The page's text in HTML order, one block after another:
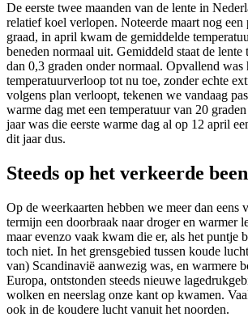
De eerste twee maanden van de lente in
relatief koel verlopen. Noteerde maart nog een
graad, in april kwam de gemiddelde
beneden normaal uit. Gemiddeld staat de lente
dan 0,3 graden onder normaal. Opvallend
temperatuurverloop tot nu toe, zonder echte
volgens plan verloopt, tekenen we vandaag
warme dag met een temperatuur van 20
jaar was die eerste warme dag al op 12 april
dit jaar dus.
Steeds op het verkeerde been
Op de weerkaarten hebben we meer dan eens
termijn een doorbraak naar droger en warmer
maar evenzo vaak kwam die er, als het puntje
toch niet. In het grensgebied tussen koude
van) Scandinavië aanwezig was, en warmere
Europa, ontstonden steeds nieuwe
wolken en neerslag onze kant op kwamen.
ook in de koudere lucht vanuit het noorden.